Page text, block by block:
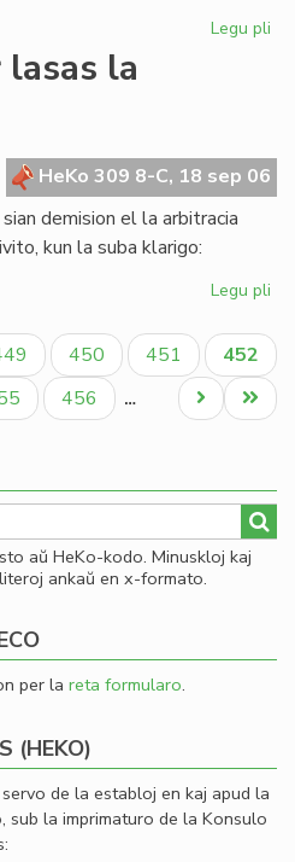
Legu pli
la
HeKo 309 8-C, 18 sep 06
demision el la arbitracia
kun la suba klarigo:
Legu pli
la
Paĝo
450 Paĝo
451
Aktuala
paĝo
452
Paĝo
456 …
Last
page
Next
page
aŭ HeKo-kodo. Minuskloj kaj
ankaŭ en x-formato.
per la reta formularo.
(HEKO)
de la establoj en kaj apud la
sub la imprimaturo de la Konsulo